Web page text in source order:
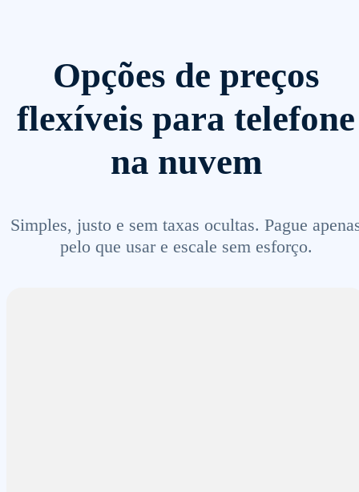
Opções de preços
flexíveis para telefone
na nuvem
Simples, justo e sem taxas ocultas. Pague
pelo que usar e escale sem esforço.